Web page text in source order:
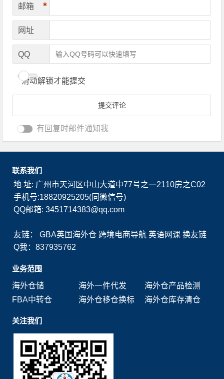
邮箱 *
网址
QQ
滑动解锁才能提交
有回复时邮件通知我
联系我们
地 址: 广州市天河区中山大道中77号之一2110房之C02
手机号:18820925205(同微信号)
QQ邮箱: 3451714383@qq.com
友链：GBA英国海外仓 跨境电商导航 英语网课 换友链
Q我：837935762
业务范围
海外仓储
海外一件代发
海外仓产品检测
FBA中转仓
海外仓移仓换标 海外仓库存清仓
关注我们